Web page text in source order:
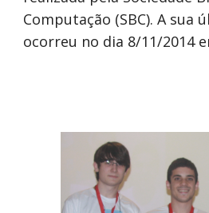
Computação (SBC). A sua
ocorreu no dia 8/11/2014